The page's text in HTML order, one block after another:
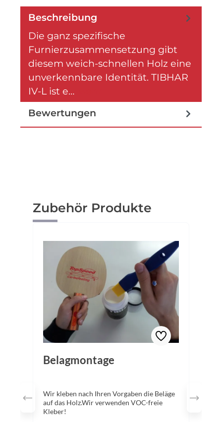
Beschreibung
Die ganz spezifische
Furnierzusammensetzung gibt
diesem weich-schnellen Holz eine
unverkennbare Identität. TIBHAR
IV-L ist e…
Bewertungen
Produktgalerie überspringen
Zubehör Produkte
Belagmontage
Wir kleben nach Ihren Vorgaben die Beläge
auf das Holz.Wir verwenden VOC-freie
Kleber!